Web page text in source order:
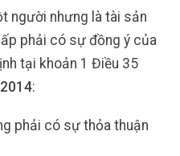
người nhưng là tài sản
phải có sự đồng ý của
tại khoản 1 Điều 35
:
phải có sự thỏa thuận